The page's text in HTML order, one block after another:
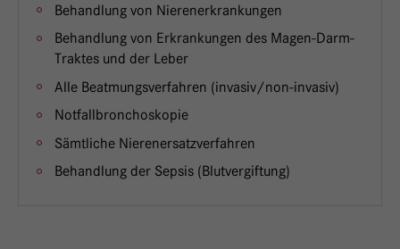
Behandlung von Nierenerkrankungen
Behandlung von Erkrankungen des Magen-Darm-
Traktes und der Leber
Alle Beatmungsverfahren (invasiv/non-invasiv)
Notfallbronchoskopie
Sämtliche Nierenersatzverfahren
Behandlung der Sepsis (Blutvergiftung)